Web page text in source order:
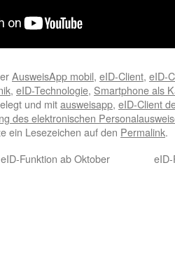
AusweisApp mobil, eID-Client, eID-
, eID-Technologie, Smartphone als
und mitausweisapp, eID-Client
des elektronischen
ein Lesezeichen auf den Permalink.
Funktion ab Oktober